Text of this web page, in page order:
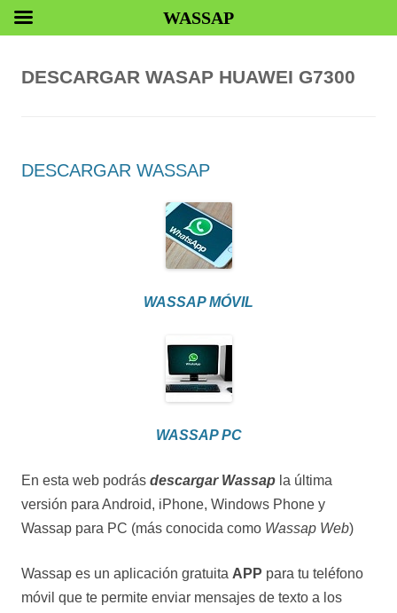
DESCARGAR WASAP HUAWEI G7300
DESCARGAR WASSAP
WASSAP MÓVIL
WASSAP PC
En esta web podrás descargar Wassap la última
versión para Android, iPhone, Windows Phone y
Wassap para PC (más conocida como Wassap Web)
Wassap es un aplicación gratuita APP para tu teléfono
móvil que te permite enviar mensajes de texto a los
WASSAP